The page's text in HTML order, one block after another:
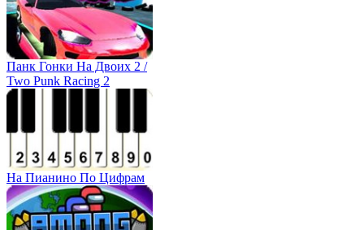
Панк Гонки На Двоих 2 /
Two Punk Racing 2
На Пианино По Цифрам